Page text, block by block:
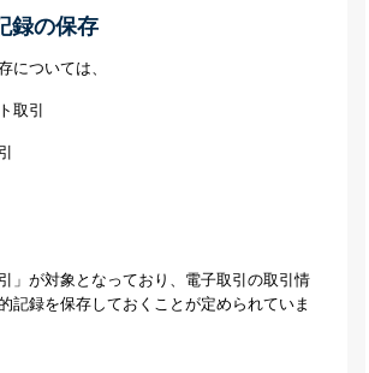
録の保存
については、
取引
」が対象となっており、電子取引の取引情
記録を保存しておくことが定められていま